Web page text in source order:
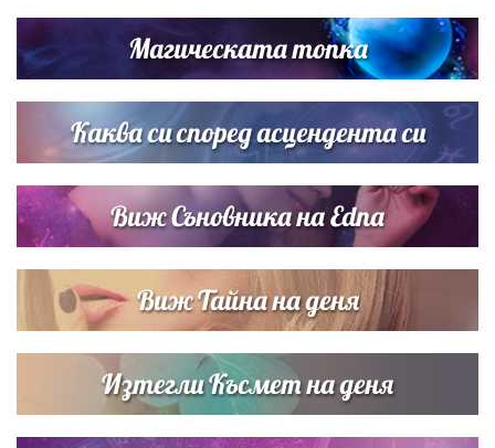
Димов издадоха своето любимо място
Дъщерята на Тодор Батков вдигна сватба, Стоичков и
Братя Аргирови я изненадаха с песен
Магическата топка
Каква си според асцендента си
Виж Съновника на Edna
Виж Тайна на деня
Изтегли Късмет на деня